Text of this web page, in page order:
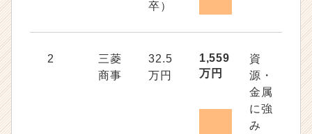
卒）
2
三菱
商事
32.5
万円
1,559
万円
資
源・
金属
に強
み